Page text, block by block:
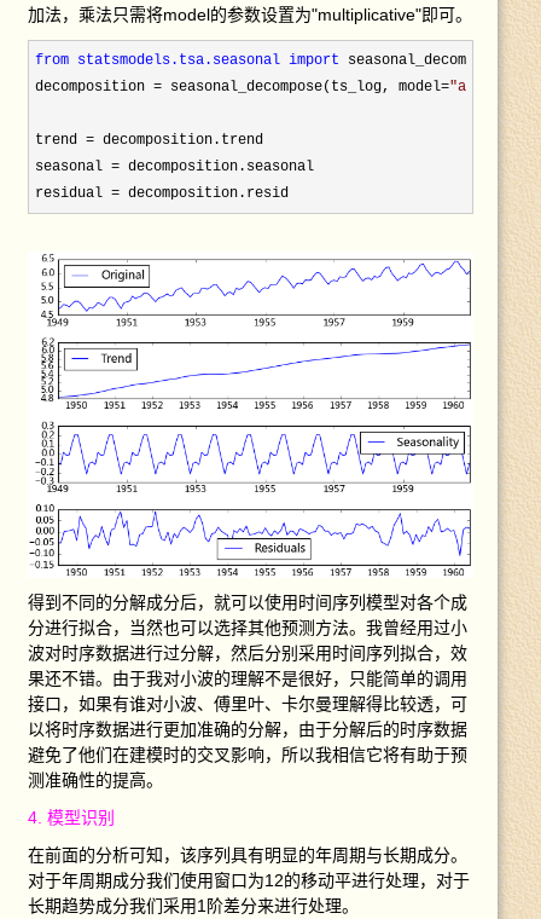
加法，乘法只需将model的参数设置为"multiplicative"即可。
from statsmodels.tsa.seasonal import seasonal_decompose
decomposition = seasonal_decompose(ts_log, model="additive "
trend = decomposition.trend
seasonal = decomposition.seasonal
residual =
得到不同的分解成分后，就可以使用时间序列模型对各个成
分进行拟合，当然也可以选择其他预测方法。我曾经用过小
波对时序数据进行过分解，然后分别采用时间序列拟合，效
果还不错。由于我对小波的理解不是很好，只能简单的调用
接口，如果有谁对小波、傅里叶、卡尔曼理解得比较透，可
以将时序数据进行更加准确的分解，由于分解后的时序数据
避免了他们在建模时的交叉影响，所以我相信它将有助于预
测准确性的提高。
4. 模型识别
在前面的分析可知，该序列具有明显的年周期与长期成分。
对于年周期成分我们使用窗口为12的移动平进行处理，对于
长期趋势成分我们采用1阶差分来进行处理。